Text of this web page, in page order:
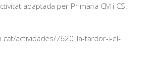
adaptada per Primària CM i CS.
actividades/7620_la-tardor-i-el-